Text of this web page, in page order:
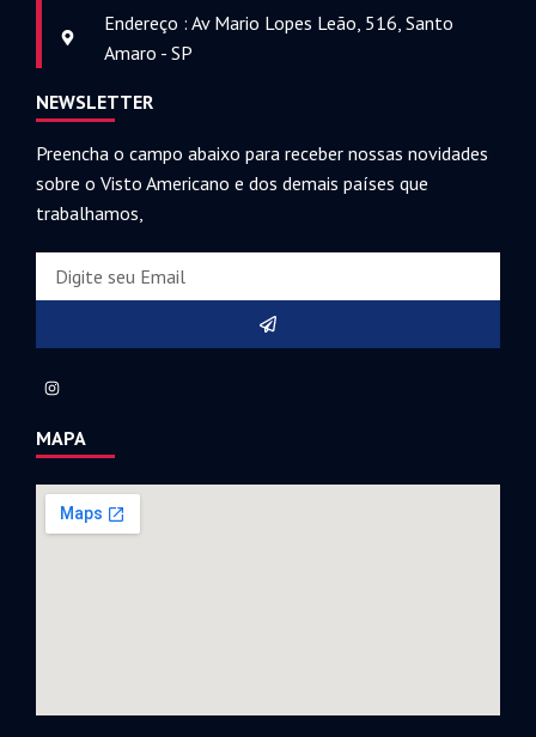
Endereço : Av Mario Lopes Leão, 516, Santo
Amaro - SP
NEWSLETTER
Preencha o campo abaixo para receber nossas novidades
sobre o Visto Americano e dos demais países que
trabalhamos,
MAPA